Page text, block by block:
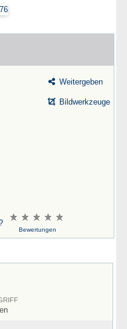
Weitergeben
Bildwerkzeuge
Bewertungen